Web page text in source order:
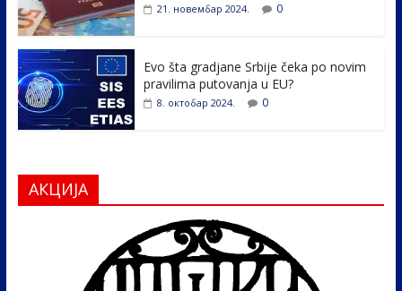
21. новембар 2024. 0
Evo šta gradjane Srbije čeka po novim
pravilima putovanja u EU?
8. октобар 2024. 0
АКЦИЈА